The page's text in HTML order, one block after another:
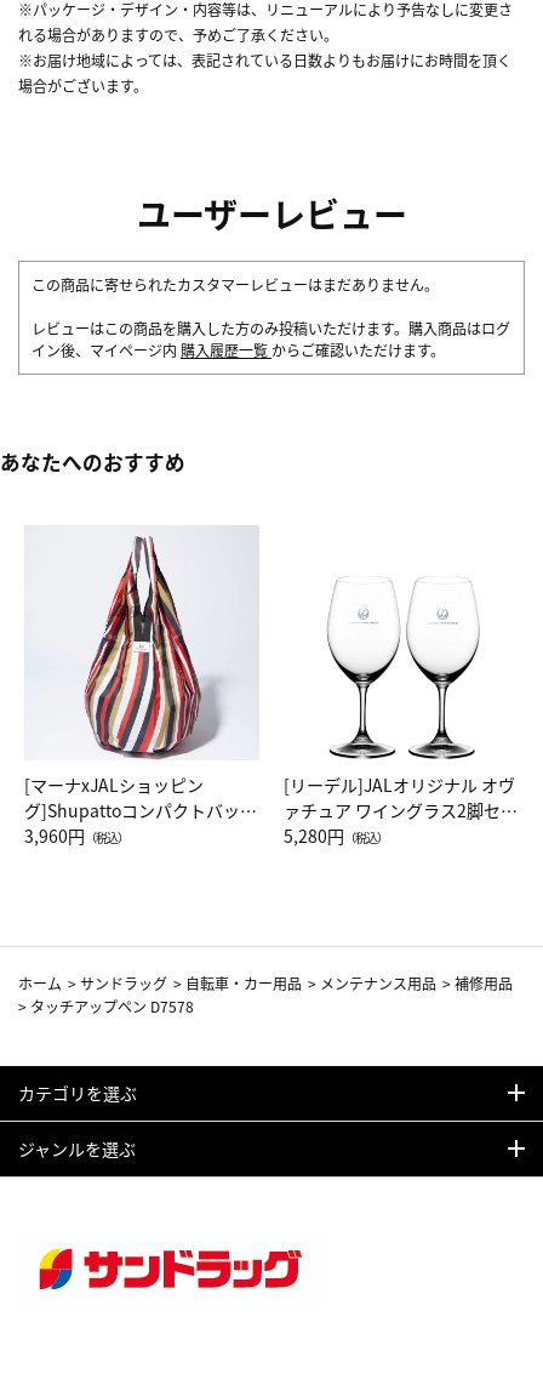
※パッケージ・デザイン・内容等は、リニューアルにより予告なしに変更さ
れる場合がありますので、予めご了承ください。
※お届け地域によっては、表記されている日数よりもお届けにお時間を頂く
場合がございます。
ユーザーレビュー
この商品に寄せられたカスタマーレビューはまだありません。
レビューはこの商品を購入した方のみ投稿いただけます。購入商品はログ
イン後、マイページ内 購入履歴一覧 からご確認いただけます。
あなたへのおすすめ
[マーナxJALショッピン
グ]Shupattoコンパクトバッグ
Drop JAL客室乗務員（LC）ス
3,960円 （税込）
[リーデル]JALオリジナル オヴ
ァチュア ワイングラス2脚セッ
ト（レッドワイン）
5,280円 （税込）
ホーム >サンドラッグ > 自転車・カー用品 > メンテナンス用品 >補修用品
> タッチアップペン D7578
カテゴリを選ぶ
ジャンルを選ぶ